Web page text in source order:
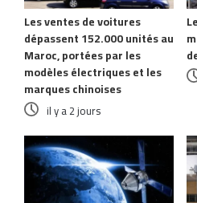
Les ventes de voitures
dépassent 152.000 unités au
Maroc, portées par les
modèles électriques et les
marques chinoises
il y a 2 jours